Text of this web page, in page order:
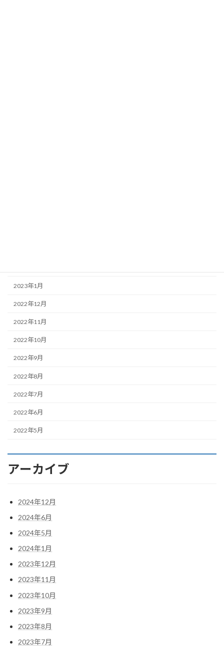
2023年1月
2022年12月
2022年11月
2022年10月
2022年9月
2022年8月
2022年7月
2022年6月
2022年5月
アーカイブ
2024年12月
2024年6月
2024年5月
2024年1月
2023年12月
2023年11月
2023年10月
2023年9月
2023年8月
2023年7月